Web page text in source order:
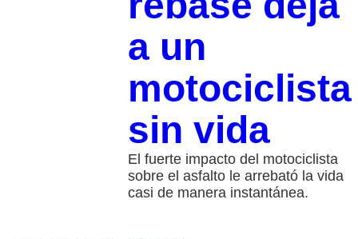
a un
motociclista
sin vida
El fuerte impacto del motociclista
sobre el asfalto le arrebató la vida
casi de manera instantánea.